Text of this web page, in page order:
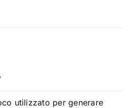
utilizzato per generare